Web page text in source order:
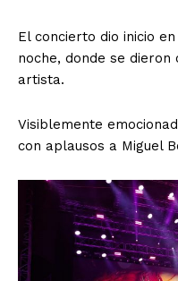
El concierto dio inicio
noche, donde se
artista.
Visiblemente
con aplausos a Miguel